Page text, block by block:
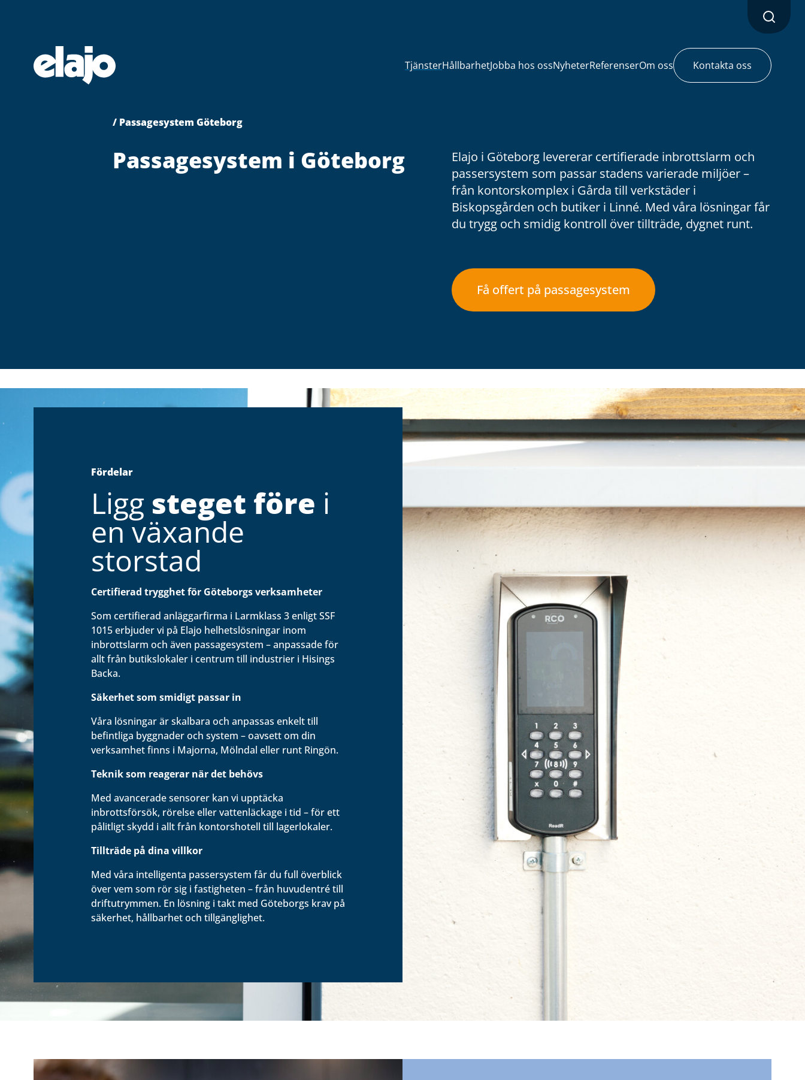
TjänsterHållbarhetJobba hos ossNyheterReferenserOm oss Kontakta oss
/ Passagesystem Göteborg
Passagesystem i Göteborg
Elajo i Göteborg levererar certifierade inbrottslarm och
passersystem som passar stadens varierade miljöer –
från kontorskomplex i Gårda till verkstäder i
Biskopsgården och butiker i Linné. Med våra lösningar får
du trygg och smidig kontroll över tillträde, dygnet runt.
Få offert på passagesystem
Fördelar
Ligg steget före i
en växande
storstad
Certifierad trygghet för Göteborgs verksamheter
Som certifierad anläggarfirma i Larmklass 3 enligt SSF
1015 erbjuder vi på Elajo helhetslösningar inom
inbrottslarm och även passagesystem – anpassade för
allt från butikslokaler i centrum till industrier i Hisings
Backa.
Säkerhet som smidigt passar in
Våra lösningar är skalbara och anpassas enkelt till
befintliga byggnader och system – oavsett om din
verksamhet finns i Majorna, Mölndal eller runt Ringön.
Teknik som reagerar när det behövs
Med avancerade sensorer kan vi upptäcka
inbrottsförsök, rörelse eller vattenläckage i tid – för ett
pålitligt skydd i allt från kontorshotell till lagerlokaler.
Tillträde på dina villkor
Med våra intelligenta passersystem får du full överblick
över vem som rör sig i fastigheten – från huvudentré till
driftutrymmen. En lösning i takt med Göteborgs krav på
säkerhet, hållbarhet och tillgänglighet.